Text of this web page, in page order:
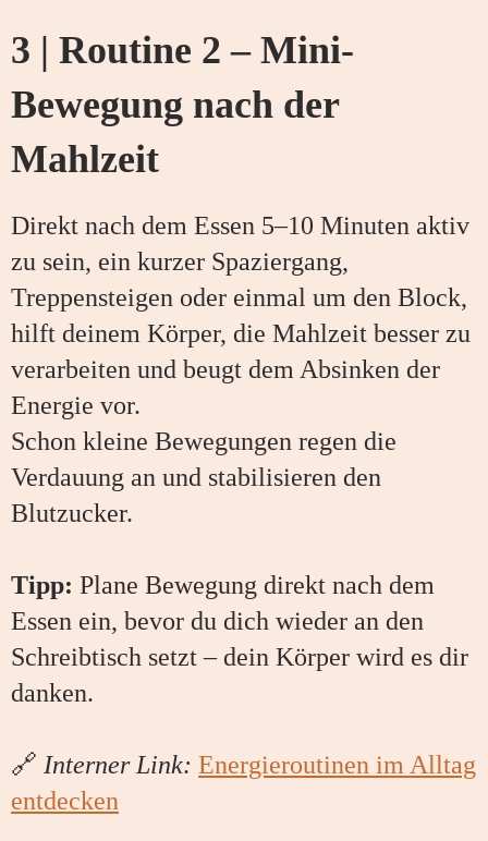
3 | Routine 2 – Mini-
Bewegung nach der
Mahlzeit
Direkt nach dem Essen 5–10 Minuten aktiv
zu sein, ein kurzer Spaziergang,
Treppensteigen oder einmal um den Block,
hilft deinem Körper, die Mahlzeit besser zu
verarbeiten und beugt dem Absinken der
Energie vor.
Schon kleine Bewegungen regen die
Verdauung an und stabilisieren den
Blutzucker.
Tipp: Plane Bewegung direkt nach dem
Essen ein, bevor du dich wieder an den
Schreibtisch setzt – dein Körper wird es dir
danken.
🔗 Interner Link: Energieroutinen im Alltag
entdecken